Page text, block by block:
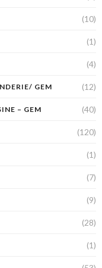
(10)
(1)
(4)
GEM (12)
– GEM (40)
(120)
(1)
(7)
(9)
(28)
(1)